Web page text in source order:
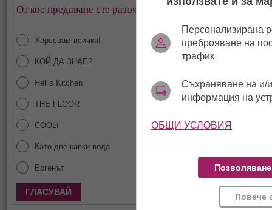
От кое предаване сте разочаровани най-много?
Харесвам всички!
КОЙ ДА ЗНАЕ?
Hell's Kitchen
THE FLOOR
COOLt
Като две капки вода
Ергенът
Покажи резултати
Персонализирана
преброяване на
трафик
Съхраняване на и/
информация на
ОБЩИ УСЛОВИЯ
Повече